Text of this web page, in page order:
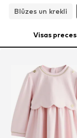
Blūzes un krekli
Visas preces